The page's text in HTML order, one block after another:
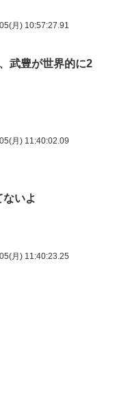
月) 10:57:27.91
武豊が世界的に2
月) 11:40:02.09
いよ
月) 11:40:23.25